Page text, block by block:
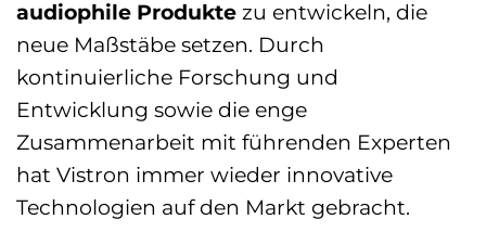
audiophile Produkte zu entwickeln, die
neue Maßstäbe setzen. Durch
kontinuierliche Forschung und
Entwicklung sowie die enge
Zusammenarbeit mit führenden Experten
hat Vistron immer wieder innovative
Technologien auf den Markt gebracht.